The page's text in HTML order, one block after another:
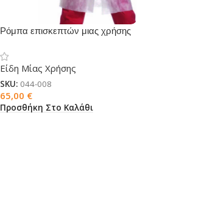
Ρόμπα επισκεπτών μιας χρήσης
Είδη Μίας Χρήσης
SKU: 044-008
65,00 €
Προσθήκη Στο Καλάθι